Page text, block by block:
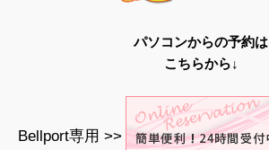
パソコンからの予約は
こちらから↓
Bellport専用 >>